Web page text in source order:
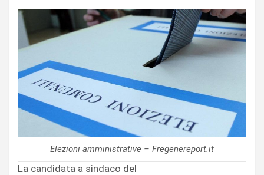
Elezioni amministrative – Fregenereport.it
La candidata a sindaco del